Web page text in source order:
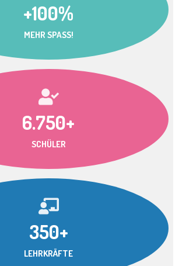
+100%
MEHR SPASS!
6.750+
SCHÜLER
350+
LEHRKRÄFTE